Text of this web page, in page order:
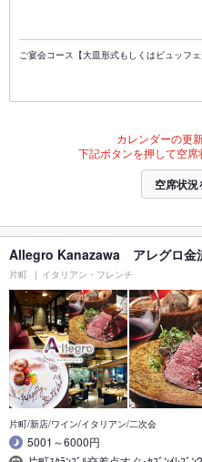
ご宴会コース【大皿形式もしくはビュッフ
カレンダーの更
下記ボタンを押して空席
空席状況
Allegro Kanazawa アレグロ金
片町 イタリアン・フレンチ
片町/新店/ワイン/イタリアン/二次会
5001～6000円